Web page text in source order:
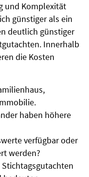
und Komplexität
günstiger als ein
deutlich günstiger
Innerhalb
die Kosten
haben höhere
verfügbar oder
werden?